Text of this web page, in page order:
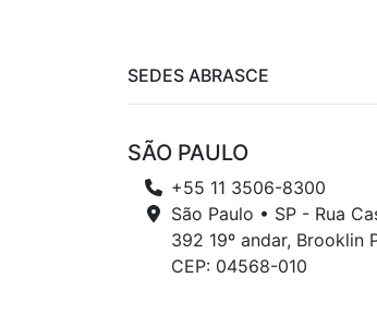
SEDES ABRASCE
SÃO PAULO
+55 11 3506-8300
São Paulo • SP - Rua
392 19º andar, Brooklin
CEP: 04568-010